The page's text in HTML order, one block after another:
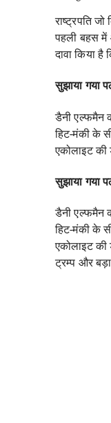
राष्ट्रपति
पहली बहस में
दावा किया
सुझाया गया
डैनी एल्फमैन
हिट-मंकी के
एकोलाइट की
सुझाया गया
डैनी एल्फमैन
हिट-मंकी के
एकोलाइट की
ट्रम्प और